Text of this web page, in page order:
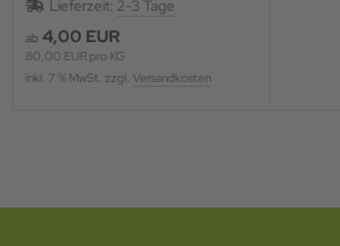
Lieferzeit: 2-3 Tage
ab 4,00 EUR
80,00 EUR pro KG
inkl. 7 % MwSt. zzgl. Versandkosten